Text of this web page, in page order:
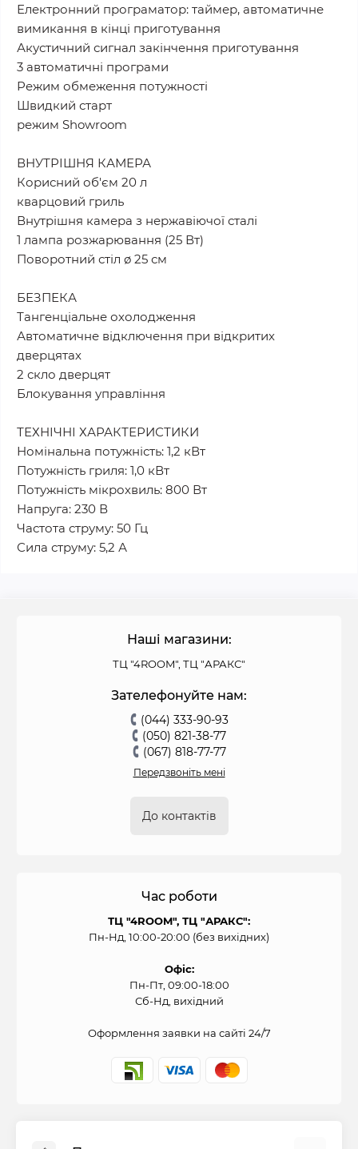
Електронний програматор: таймер, автоматичне
вимикання в кінці приготування
Акустичний сигнал закінчення приготування
3 автоматичні програми
Режим обмеження потужності
Швидкий старт
режим Showroom
ВНУТРІШНЯ КАМЕРА
Корисний об'єм 20 л
кварцовий гриль
Внутрішня камера з нержавіючої сталі
1 лампа розжарювання (25 Вт)
Поворотний стіл ø 25 см
БЕЗПЕКА
Тангенціальне охолодження
Автоматичне відключення при відкритих
дверцятах
2 скло дверцят
Блокування управління
ТЕХНІЧНІ ХАРАКТЕРИСТИКИ
Номінальна потужність: 1,2 кВт
Потужність гриля: 1,0 кВт
Потужність мікрохвиль: 800 Вт
Напруга: 230 В
Частота струму: 50 Гц
Сила струму: 5,2 А
Наші магазини:
ТЦ "4ROOM", ТЦ "АРАКС"
Зателефонуйте нам:
(044) 333-90-93
(050) 821-38-77
(067) 818-77-77
Передзвоніть мені
До контактів
Час роботи
ТЦ "4ROOM", ТЦ "АРАКС":
Пн-Нд, 10:00-20:00 (без вихідних)
Офіс:
Пн-Пт, 09:00-18:00
Сб-Нд, вихідний
Оформлення заявки на сайті 24/7